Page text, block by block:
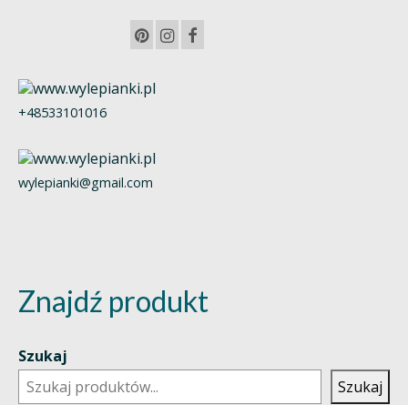
+48533101016
wylepianki@gmail.com
Znajdź produkt
Szukaj
Szukaj